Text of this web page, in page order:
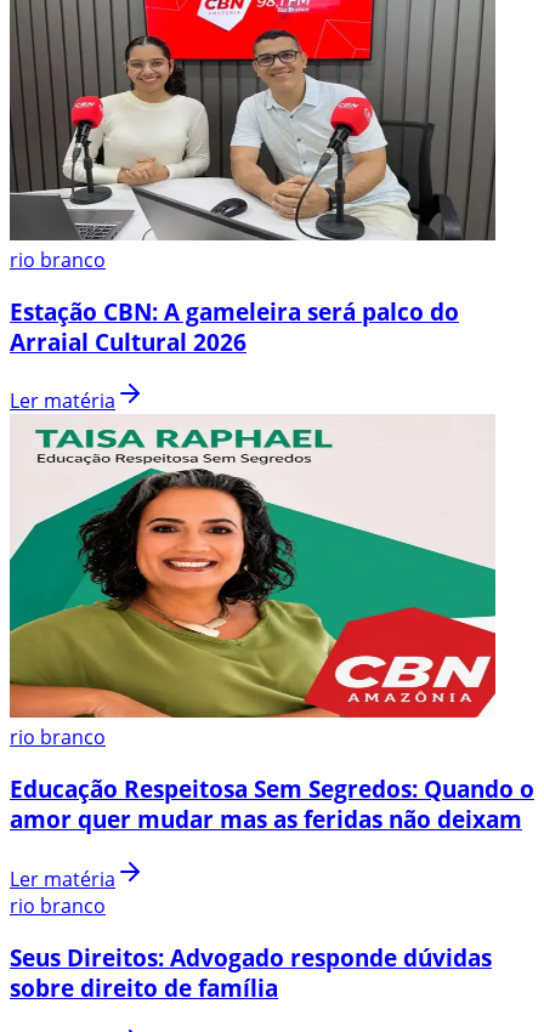
rio branco
Estação CBN: A gameleira será palco do
Arraial Cultural 2026
Ler matéria
rio branco
Educação Respeitosa Sem Segredos: Quando o
amor quer mudar mas as feridas não deixam
Ler matéria
rio branco
Seus Direitos: Advogado responde dúvidas
sobre direito de família